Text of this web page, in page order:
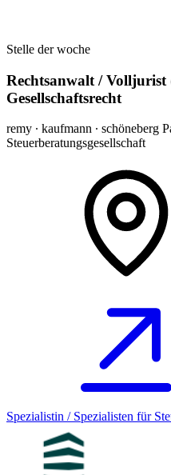
Stelle der woche
Rechtsanwalt /
Gesellschaftsrecht
remy ∙ kaufmann ∙ schöneberg
Steuerberatungsgesellschaft
Spezialistin / Spezialisten für